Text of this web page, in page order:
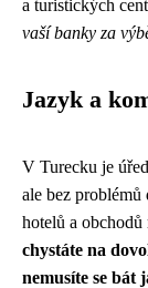
a turistických
vaší banky za
Jazyk a
V Turecku je
ale bez
hotelů a obchodů
chystáte na
nemusíte se bát